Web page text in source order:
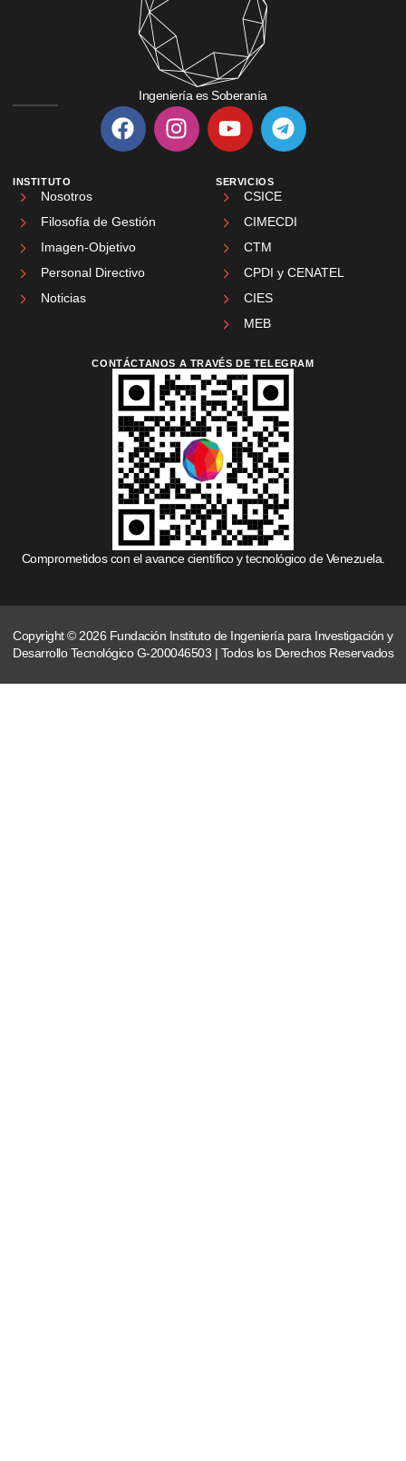
Ingeniería es Soberanía
INSTITUTO
Nosotros
Filosofía de Gestión
Imagen-Objetivo
Personal Directivo
Noticias
SERVICIOS
CSICE
CIMECDI
CTM
CPDI y CENATEL
CIES
MEB
CONTÁCTANOS A TRAVÉS DE TELEGRAM
Comprometidos con el avance científico y tecnológico de Venezuela.
Copyright © 2026 Fundación Instituto de Ingeniería para Investigación y
Desarrollo Tecnológico G-200046503 | Todos los Derechos Reservados